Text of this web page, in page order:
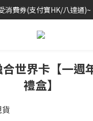
歡迎各位玩具收藏家~
消費券(支付寶HK/八達通)~
歡迎各位玩具收藏家~
世界卡【一週
禮盒】